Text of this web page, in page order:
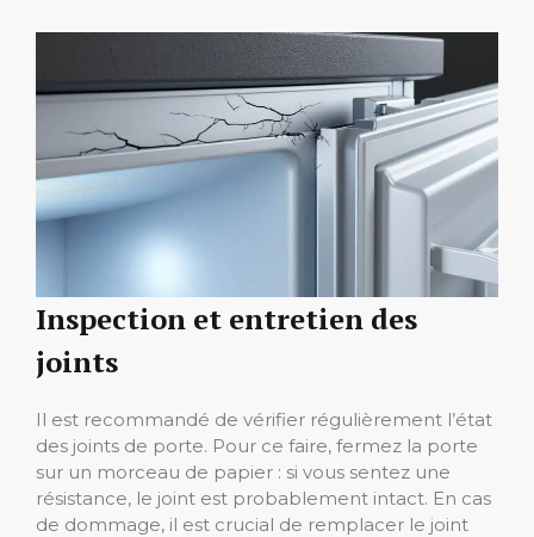
Inspection et entretien des
joints
Il est recommandé de vérifier régulièrement l’état
des joints de porte. Pour ce faire, fermez la porte
sur un morceau de papier : si vous sentez une
résistance, le joint est probablement intact. En cas
de dommage, il est crucial de remplacer le joint